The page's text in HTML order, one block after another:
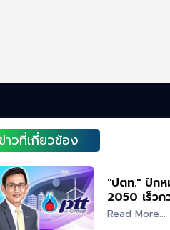
ข่าวที่เกี่ยวข้อง
"ปตท." ปัก
2050 เร็วก
Read More...